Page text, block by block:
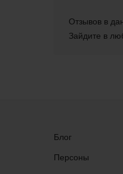
Отзывов в
Зайдите в
Блог
Персоны